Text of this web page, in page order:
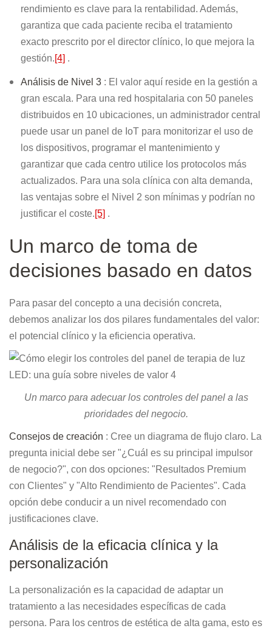
rendimiento es clave para la rentabilidad. Además,
garantiza que cada paciente reciba el tratamiento
exacto prescrito por el director clínico, lo que mejora la
gestión.[4] .
Análisis de Nivel 3 : El valor aquí reside en la gestión a
gran escala. Para una red hospitalaria con 50 paneles
distribuidos en 10 ubicaciones, un administrador central
puede usar un panel de IoT para monitorizar el uso de
los dispositivos, programar el mantenimiento y
garantizar que cada centro utilice los protocolos más
actualizados. Para una sola clínica con alta demanda,
las ventajas sobre el Nivel 2 son mínimas y podrían no
justificar el coste.[5] .
Un marco de toma de
decisiones basado en datos
Para pasar del concepto a una decisión concreta,
debemos analizar los dos pilares fundamentales del valor:
el potencial clínico y la eficiencia operativa.
Un marco para adecuar los controles del panel a las
prioridades del negocio.
Consejos de creación : Cree un diagrama de flujo claro. La
pregunta inicial debe ser "¿Cuál es su principal impulsor
de negocio?", con dos opciones: "Resultados Premium
con Clientes" y "Alto Rendimiento de Pacientes". Cada
opción debe conducir a un nivel recomendado con
justificaciones clave.
Análisis de la eficacia clínica y la
personalización
La personalización es la capacidad de adaptar un
tratamiento a las necesidades específicas de cada
persona. Para los centros de estética de alta gama, esto es